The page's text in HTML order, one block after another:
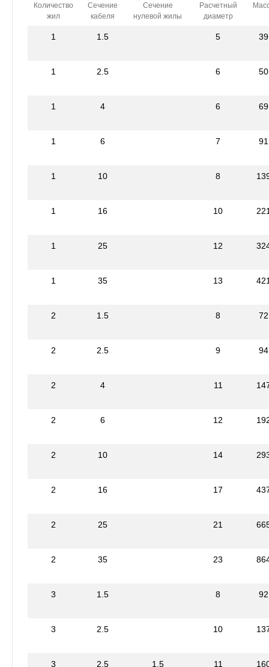
Количество
жил
Сечение
кабеля
Сечение
нулевой жилы
Расчетный
диаметр
1 1.5 5 39
1 2.5 6 50
1 4 6 69
1 6 7 91
1 10 8
1 16 10
1 25 12
1 35 13
2 1.5 8 72
2 2.5 9 94
2 4 11
2 6 12
2 10 14
2 16 17
2 25 21
2 35 23
3 1.5 8 92
3 2.5 10
3 2.5 1.5 11